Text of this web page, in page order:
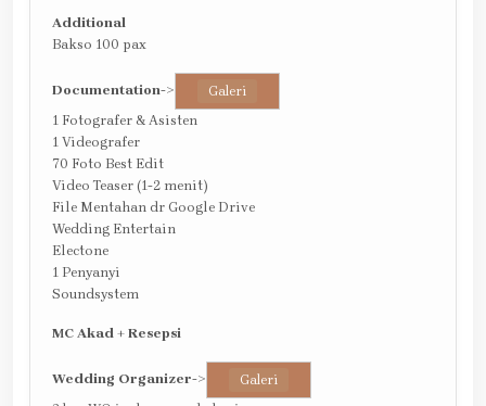
Additional
Bakso 100 pax
Documentation-> Galeri
1 Fotografer & Asisten
1 Videografer
70 Foto Best Edit
Video Teaser (1-2 menit)
File Mentahan dr Google Drive
Wedding Entertain
Electone
1 Penyanyi
Soundsystem
MC Akad + Resepsi
Wedding Organizer-> Galeri